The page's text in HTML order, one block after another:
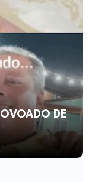
DE